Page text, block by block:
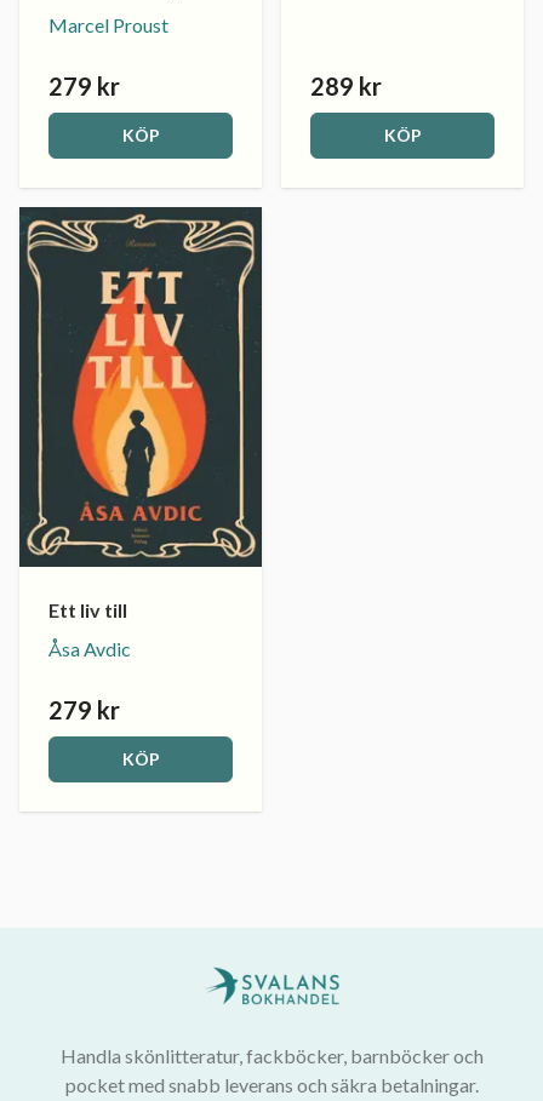
Marcel Proust
279 kr
KÖP
289 kr
KÖP
Ett liv till
Åsa Avdic
279 kr
KÖP
Handla skönlitteratur, fackböcker, barnböcker och
pocket med snabb leverans och säkra betalningar.